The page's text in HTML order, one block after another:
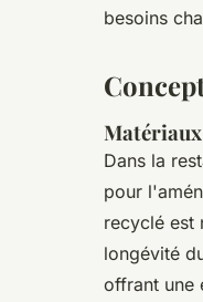
besoins
Dans la
pour
recyclé est
longévité
offrant une